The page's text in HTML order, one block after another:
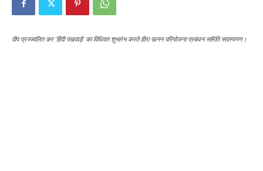
दीप प्रज्ज्वलित कर ‘हिंदी पखवाड़े’ का विधिवत शुभारंभ करते हीरा खनन परियोजना प्रबंधन समिति सदस्यगण।